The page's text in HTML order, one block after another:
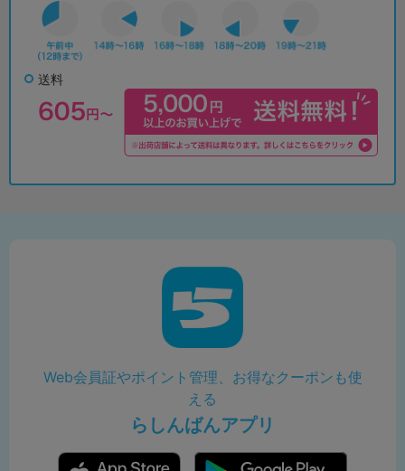
送料
Web会員証やポイント管理、お得なクーポンも使
える
らしんばんアプリ